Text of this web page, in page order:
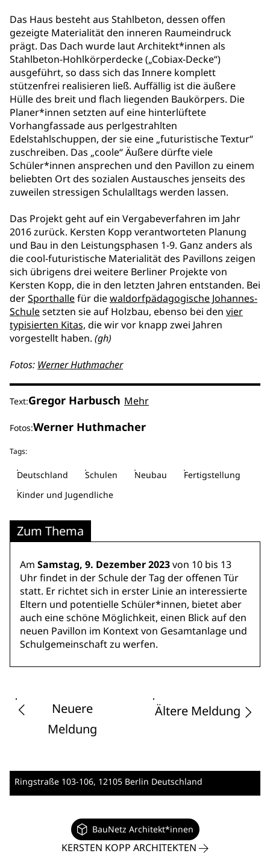
Das Haus besteht aus Stahlbeton, dessen offen
gezeigte Materialität den inneren Raumeindruck
prägt. Das Dach wurde laut Architekt*innen als
Stahlbeton-Hohlkörperdecke („Cobiax-Decke“)
ausgeführt, so dass sich das Innere komplett
stützenfrei realisieren ließ. Auffällig ist die äußere
Hülle des breit und flach liegenden Baukörpers. Die
Planer*innen setzten auf eine hinterlüftete
Vorhangfassade aus perlgestrahlten
Edelstahlschuppen, der sie eine „futuristische Textur“
zuschreiben. Das „coole“ Äußere dürfte viele
Schüler*innen ansprechen und den Pavillon zu einem
beliebten Ort des sozialen Austausches jenseits des
zuweilen stressigen Schulalltags werden lassen.
Das Projekt geht auf ein Vergabeverfahren im Jahr
2016 zurück. Kersten Kopp verantworteten Planung
und Bau in den Leistungsphasen 1-9. Ganz anders als
die cool-futuristische Materialität des Pavillons zeigen
sich übrigens drei weitere Berliner Projekte von
Kersten Kopp, die in den letzten Jahren entstanden. Bei
derSporthallefür diewaldorfpädagogische Johannes-
Schulesetzten sie auf Holzbau, ebenso bei den vier
typisierten Kitas, die wir vor knapp zwei Jahren
vorgestellt haben. (gh)
Fotos: Werner Huthmacher
Text:Gregor Harbusch Mehr
Fotos:Werner Huthmacher
Tags:
Deutschland Schulen Neubau
Fertigstellung
Kinder und Jugendliche
Zum Thema
Am Samstag, 9. Dezember 2023von 10 bis 13
Uhr findet in der Schule der Tag der offenen Tür
statt. Er richtet sich in erster Linie an interessierte
Eltern und potentielle Schüler*innen, bietet aber
auch eine schöne Möglichkeit, einen Blick auf den
neuen Pavillon im Kontext von Gesamtanlage und
Schulgemeinschaft zu werfen.
Neuere
Meldung
Ältere Meldung
Ringstraße 103-106, 12105 Berlin Deutschland
BauNetz Architekt*innen
KERSTEN KOPP ARCHITEKTEN